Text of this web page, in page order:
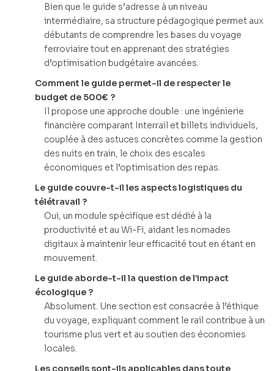
Bien que le guide s’adresse à un niveau
intermédiaire, sa structure pédagogique permet aux
débutants de comprendre les bases du voyage
ferroviaire tout en apprenant des stratégies
d’optimisation budgétaire avancées.
Comment le guide permet-il de respecter le
budget de 500€ ?
Il propose une approche double : une ingénierie
financière comparant Interrail et billets individuels,
couplée à des astuces concrètes comme la gestion
des nuits en train, le choix des escales
économiques et l’optimisation des repas.
Le guide couvre-t-il les aspects logistiques du
télétravail ?
Oui, un module spécifique est dédié à la
productivité et au Wi-Fi, aidant les nomades
digitaux à maintenir leur efficacité tout en étant en
mouvement.
Le guide aborde-t-il la question de l’impact
écologique ?
Absolument. Une section est consacrée à l’éthique
du voyage, expliquant comment le rail contribue à un
tourisme plus vert et au soutien des économies
locales.
Les conseils sont-ils applicables dans toute